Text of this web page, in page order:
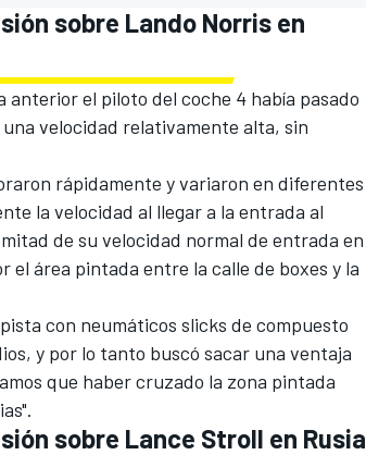
sobre Lando Norris en
el piloto del coche 4 había pasado
velocidad relativamente alta, sin
rápidamente y variaron en diferentes
la velocidad al llegar a la entrada al
de su velocidad normal de entrada en
el área pintada entre la calle de boxes y la
con neumáticos slicks de compuesto
y por lo tanto buscó sacar una ventaja
que haber cruzado la zona pintada
sobre Lance Stroll en Rusia